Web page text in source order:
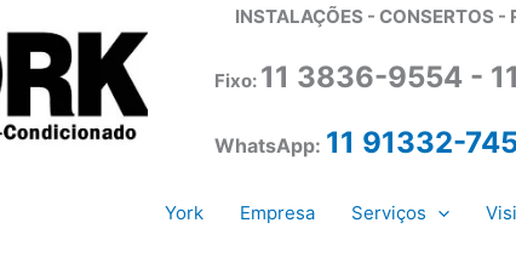
INSTALAÇÕES - CONSERTOS -
Fixo: 11 3836-9554 -
WhatsApp: 11 91332-
York Empresa Serviços